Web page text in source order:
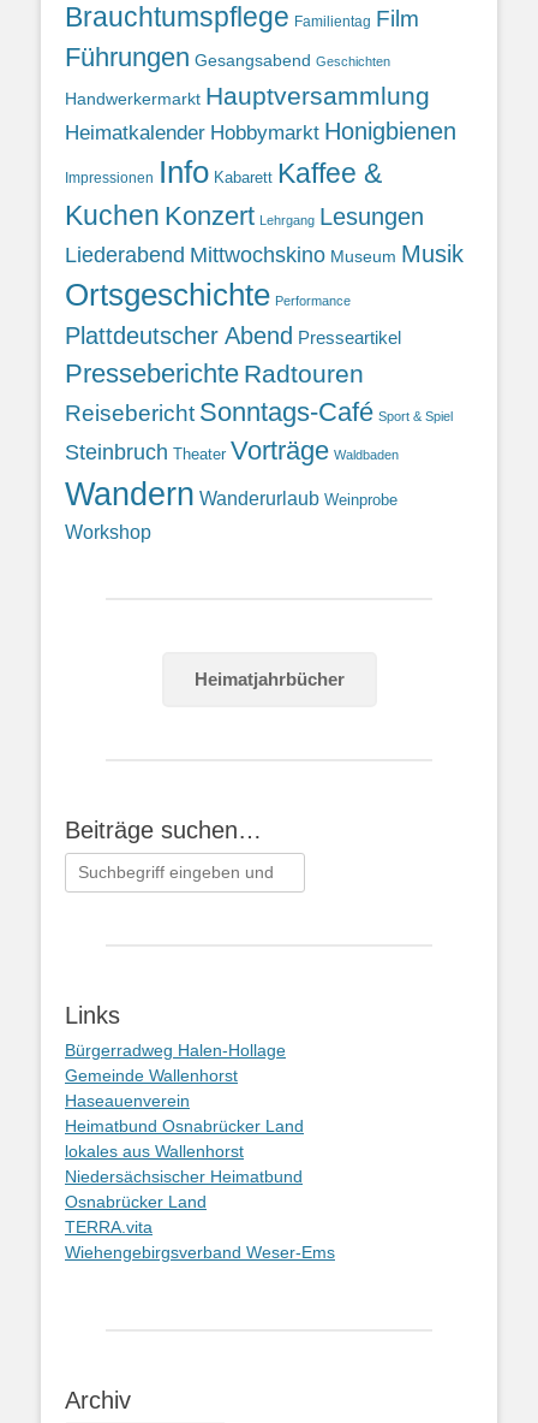
Brauchtumspflege Familientag Film
Führungen Gesangsabend Geschichten
Handwerkermarkt Hauptversammlung
Heimatkalender Hobbymarkt Honigbienen
Impressionen Info Kabarett Kaffee &
Kuchen Konzert Lehrgang Lesungen
Liederabend Mittwochskino Museum Musik
Ortsgeschichte Performance
Plattdeutscher Abend Presseartikel
Presseberichte Radtouren
Reisebericht Sonntags-Café Sport & Spiel
Steinbruch Theater Vorträge Waldbaden
Wandern Wanderurlaub Weinprobe
Workshop
Heimatjahrbücher
Beiträge suchen…
Suchen
nach:
Links
Bürgerradweg Halen-Hollage
Gemeinde Wallenhorst
Haseauenverein
Heimatbund Osnabrücker Land
lokales aus Wallenhorst
Niedersächsischer Heimatbund
Osnabrücker Land
TERRA.vita
Wiehengebirgsverband Weser-Ems
Archiv